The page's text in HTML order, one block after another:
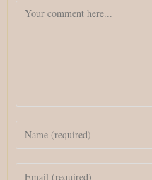
Comment
Enter
name
or
Enter